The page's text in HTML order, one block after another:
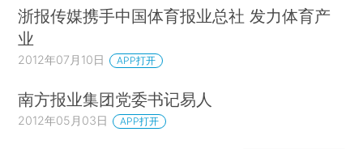
浙报传媒携手中国体育报业总社 发力体育产
业
2012年07月10日 APP打开
南方报业集团党委书记易人
2012年05月03日 APP打开